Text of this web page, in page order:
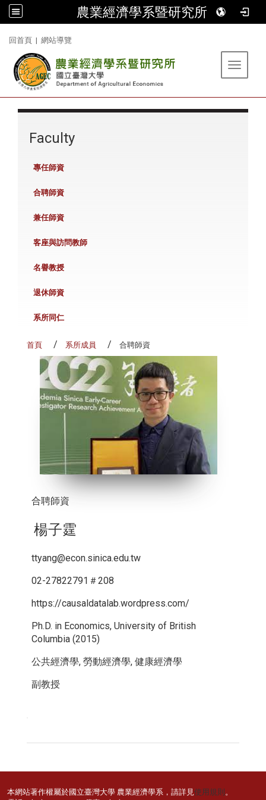
農業經濟學系暨研究所
回首頁 | 網站導覽
Toggle
Faculty
專任師資
合聘師資
兼任師資
客座與訪問教師
名譽教授
退休師資
系所同仁
首頁 系所成員 合聘師資
合聘師資
楊子霆
ttyang@econ.sinica.edu.tw
02-27822791＃208
https://causaldatalab.wordpress.com/
Ph.D. in Economics, University of British
Columbia (2015)
公共經濟學, 勞動經濟學, 健康經濟學
副教授
本網站著作權屬於國立臺灣大學 農業經濟學系，請詳見使用規則 。